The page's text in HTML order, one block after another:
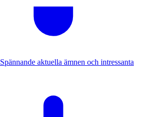
Spännande aktuella ämnen och intressanta